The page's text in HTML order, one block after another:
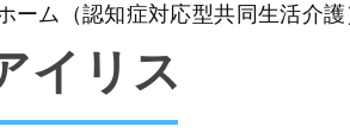
ム（認知症対応型共同生活介護
イリス